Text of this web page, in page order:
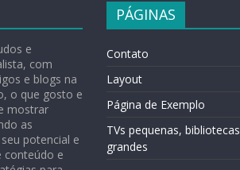
e
com
e blogs na
o que gosto e
mostrar
as
potencial e
conteúdo e
PÁGINAS
Contato
Layout
Página de Exemplo
TVs pequenas, bibliotecas
grandes